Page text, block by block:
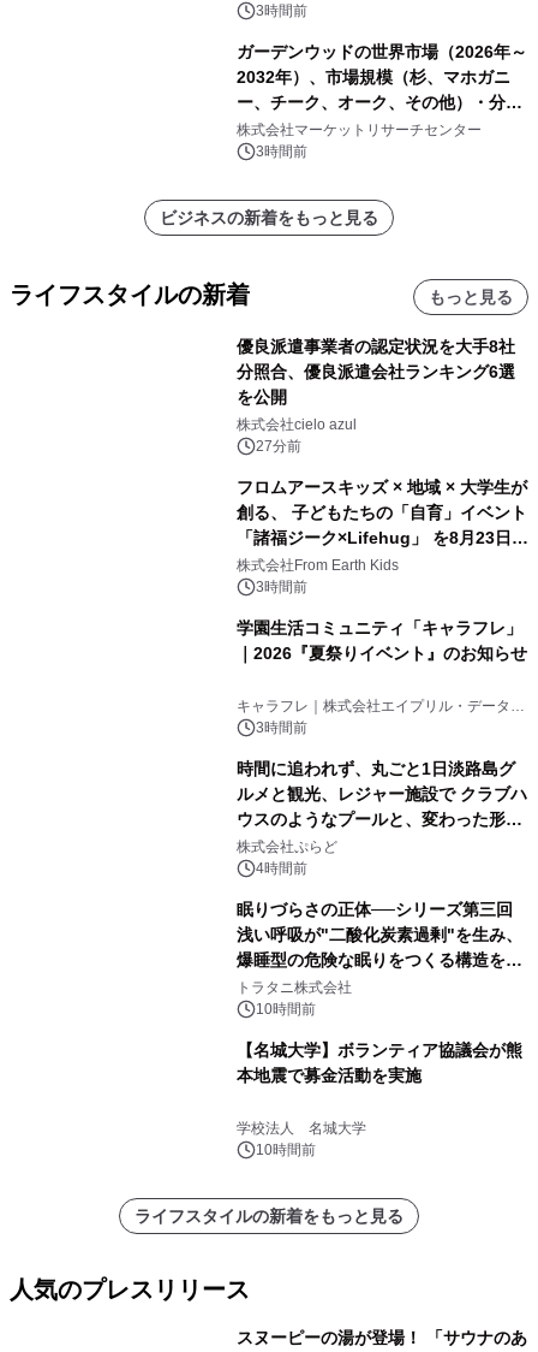
3時間前
ガーデンウッドの世界市場（2026年～
2032年）、市場規模（杉、マホガニ
ー、チーク、オーク、その他）・分析
レポートを発表
株式会社マーケットリサーチセンター
3時間前
ビジネスの新着をもっと見る
ライフスタイルの新着 もっと見る
優良派遣事業者の認定状況を大手8社
分照合、優良派遣会社ランキング6選
を公開
株式会社cielo azul
27分前
フロムアースキッズ × 地域 × 大学生が
創る、 子どもたちの「自育」イベント
「諸福ジーク×Lifehug」 を8月23日
(日)開催
株式会社From Earth Kids
3時間前
学園生活コミュニティ「キャラフレ」
｜2026『夏祭りイベント』のお知らせ
キャラフレ｜株式会社エイプリル・データ・
デザインズ
3時間前
時間に追われず、丸ごと1日淡路島グ
ルメと観光、レジャー施設で クラブハ
ウスのようなプールと、変わった形の
サウナも 「THE BOXY AWAJI」のお
得な素泊まり連泊プランで
株式会社ぷらど
4時間前
眠りづらさの正体──シリーズ第三回
浅い呼吸が"二酸化炭素過剰"を生み、
爆睡型の危険な眠りをつくる構造を解
説
トラタニ株式会社
10時間前
【名城大学】ボランティア協議会が熊
本地震で募金活動を実施
学校法人 名城大学
10時間前
ライフスタイルの新着をもっと見る
人気のプレスリリース
スヌーピーの湯が登場！ 「サウナのあ